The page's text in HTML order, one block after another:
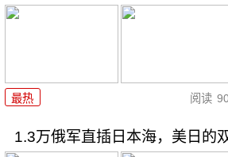
最热 阅读
1.3万俄军直插日本海，美日的